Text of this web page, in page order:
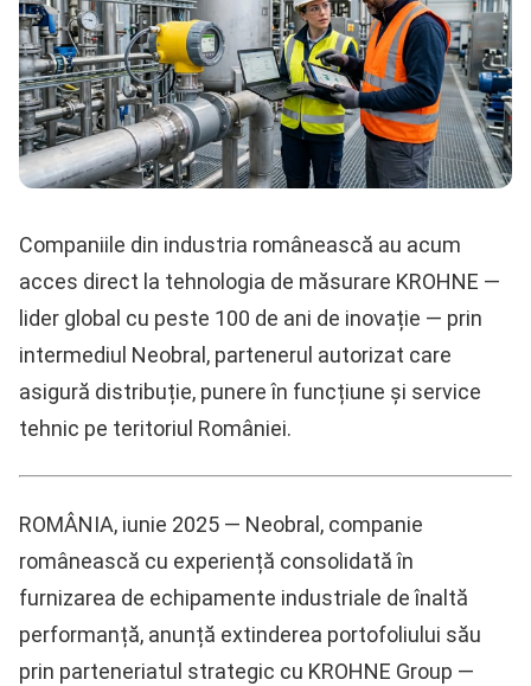
Companiile din industria românească au acum
acces direct la tehnologia de măsurare KROHNE —
lider global cu peste 100 de ani de inovație — prin
intermediul Neobral, partenerul autorizat care
asigură distribuție, punere în funcțiune și service
tehnic pe teritoriul României.
ROMÂNIA, iunie 2025 — Neobral, companie
românească cu experiență consolidată în
furnizarea de echipamente industriale de înaltă
performanță, anunță extinderea portofoliului său
prin parteneriatul strategic cu KROHNE Group —